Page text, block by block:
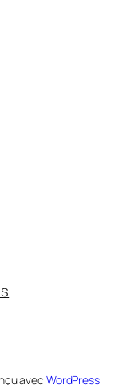
avec WordPress